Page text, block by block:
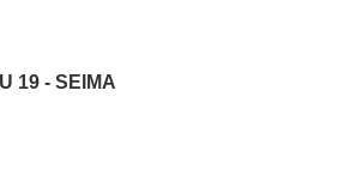
19 - SEIMA